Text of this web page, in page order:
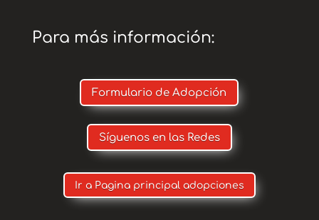
Para más información:
Formulario de Adopción
Síguenos en las Redes
Ir a Pagina principal adopciones